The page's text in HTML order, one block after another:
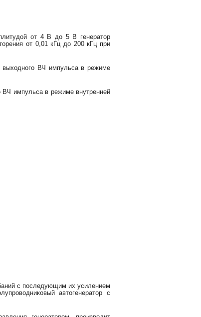
от 4 В до 5 В генератор
от 0,01 кГц до 200 кГц при
выходного ВЧ импульса в режиме
ВЧ импульса в режиме внутренней
с последующим их усилением
автогенератор с